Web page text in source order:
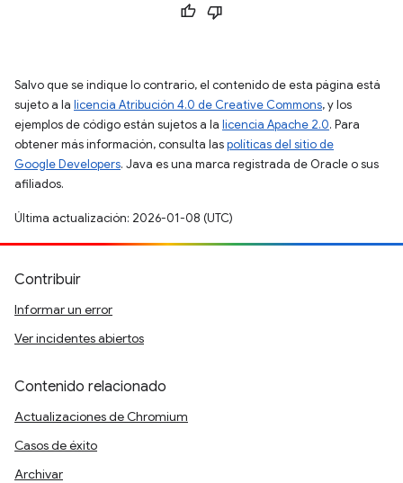
Salvo que se indique lo contrario, el contenido de esta página está
sujeto a la licencia Atribución 4.0 de Creative Commons, y los
ejemplos de código están sujetos a la licencia Apache 2.0. Para
obtener más información, consulta laspolíticas del sitio de
Google Developers. Java es una marca registrada de Oracle o sus
afiliados.
Última actualización: 2026-01-08 (UTC)
Contribuir
Informar un error
Ver incidentes abiertos
Contenido relacionado
Actualizaciones de Chromium
Casos de éxito
Archivar